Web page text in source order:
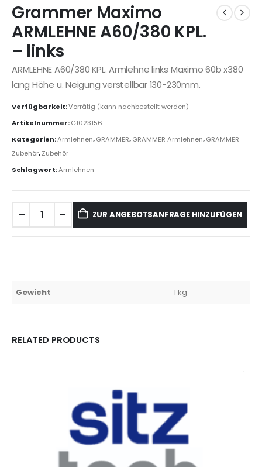
Grammer Maximo
ARMLEHNE A60/380 KPL.
– links
ARMLEHNE A60/380 KPL. Armlehne links Maximo 60b x380
lang Höhe u. Neigung verstellbar 130-230mm.
Verfügbarkeit:Vorrätig (kann nachbestellt werden)
Artikelnummer:G1023156
Kategorien:Armlehnen,GRAMMER,GRAMMER Armlehnen,GRAMMER
Zubehör,Zubehör
Schlagwort:Armlehnen
ZUR ANGEBOTSANFRAGE HINZUFÜGEN
Gewicht 1 kg
RELATED PRODUCTS